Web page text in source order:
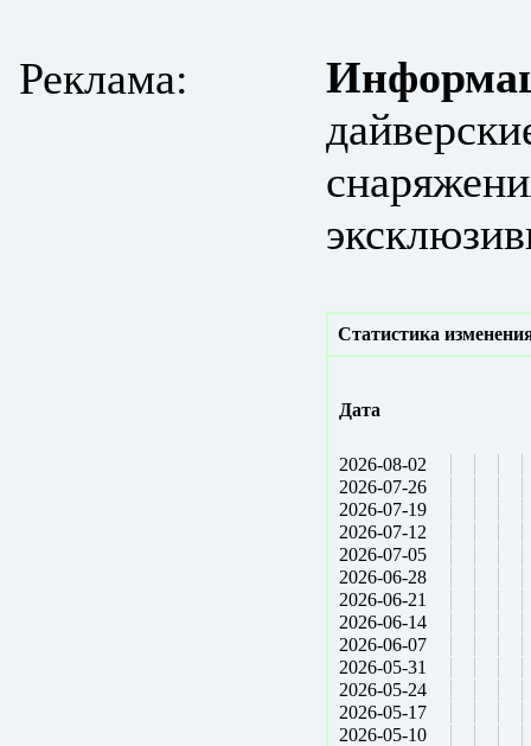
Реклама:
Статистика
Дата
2026-08-02
2026-07-26
2026-07-19
2026-07-12
2026-07-05
2026-06-28
2026-06-21
2026-06-14
2026-06-07
2026-05-31
2026-05-24
2026-05-17
2026-05-10